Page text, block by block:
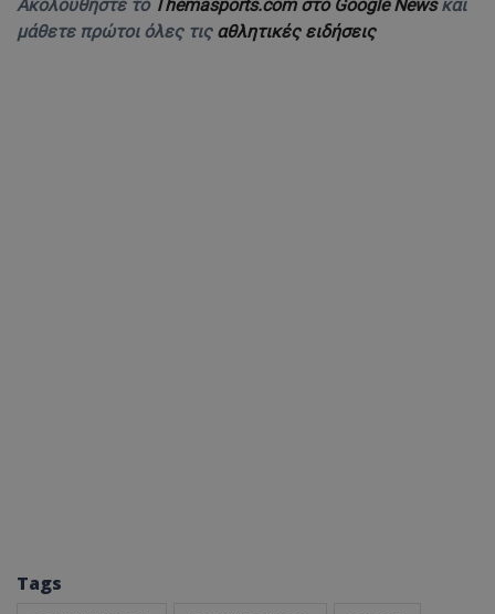
Ακολουθήστε το Themasports.com στο Google Newsκαι
μάθετε πρώτοι όλες τις αθλητικές ειδήσεις
Tags